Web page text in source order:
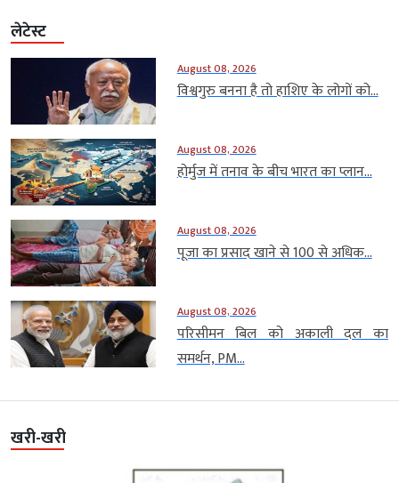
लेटेस्ट
August 08, 2026
विश्वगुरु बनना है तो हाशिए के लोगों को...
August 08, 2026
होर्मुज में तनाव के बीच भारत का प्लान...
August 08, 2026
पूजा का प्रसाद खाने से 100 से अधिक...
August 08, 2026
परिसीमन बिल को अकाली दल का
समर्थन, PM...
खरी-खरी